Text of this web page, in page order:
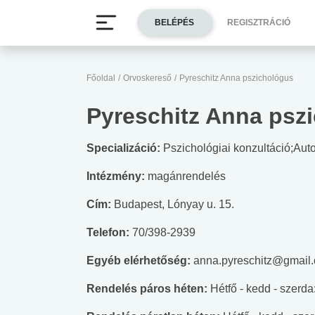
Főoldal / Orvoskereső / Pyreschitz Anna pszichológus
Pyreschitz Anna
Specializáció: Pszichológiai
Intézmény: magánrendelés
Cím: Budapest, Lónyay u. 15.
Telefon: 70/398-2939
Egyéb elérhetőség:
Rendelés páros héten: Hétfő - kedd -
BELÉPÉS REGISZTRÁCIÓ